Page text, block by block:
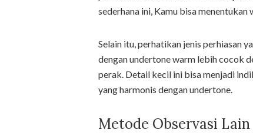
sederhana ini, Kamu bisa
Selain itu, perhatikan jenis perhiasan
dengan undertone warm lebih cocok
perak. Detail kecil ini bisa menjadi
yang harmonis dengan undertone.
Metode Observasi Lain